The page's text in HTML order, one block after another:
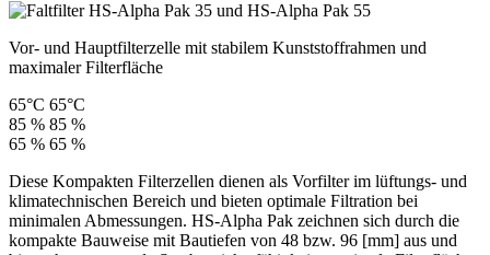
Vor- und Hauptfilterzelle mit stabilem Kunststoffrahmen und
maximaler Filterfläche
65°C 65°C
85 % 85 %
65 % 65 %
Diese Kompakten Filterzellen dienen als Vorfilter im lüftungs- und
klimatechnischen Bereich und bieten optimale Filtration bei
minimalen Abmessungen. HS-Alpha Pak zeichnen sich durch die
kompakte Bauweise mit Bautiefen von 48 bzw. 96 [mm] aus und